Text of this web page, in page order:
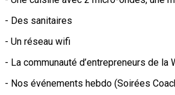
- Des sanitaires
- Un réseau wifi
- La communauté d’entrepreneurs de la
- Nos événements hebdo (Soirées